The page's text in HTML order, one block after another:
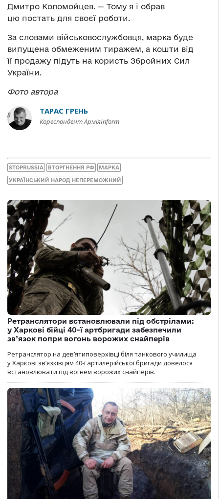
Дмитро Коломойцев. — Тому я і обрав
цю постать для своєї роботи.
За словами військовослужбовця, марка буде
випущена обмеженим тиражем, а кошти від
її продажу підуть на користь Збройних Сил
України.
Фото автора
ТАРАС ГРЕНЬ
Кореспондент АрміяInform
STOPRUSSIA ВТОРГНЕННЯ РФ МАРКА
УКРАЇНСЬКИЙ НАРОД НЕПЕРЕМОЖНИЙ
Ретранслятори встановлювали під обстрілами:
у Харкові бійці 40-ї артбригади забезпечили
зв’язок попри вогонь ворожих снайперів
Ретранслятор на дев’ятиповерхівці біля танкового училища
у Харкові зв’язківцям 40-ї артилерійської бригади довелося
встановлювати під вогнем ворожих снайперів.